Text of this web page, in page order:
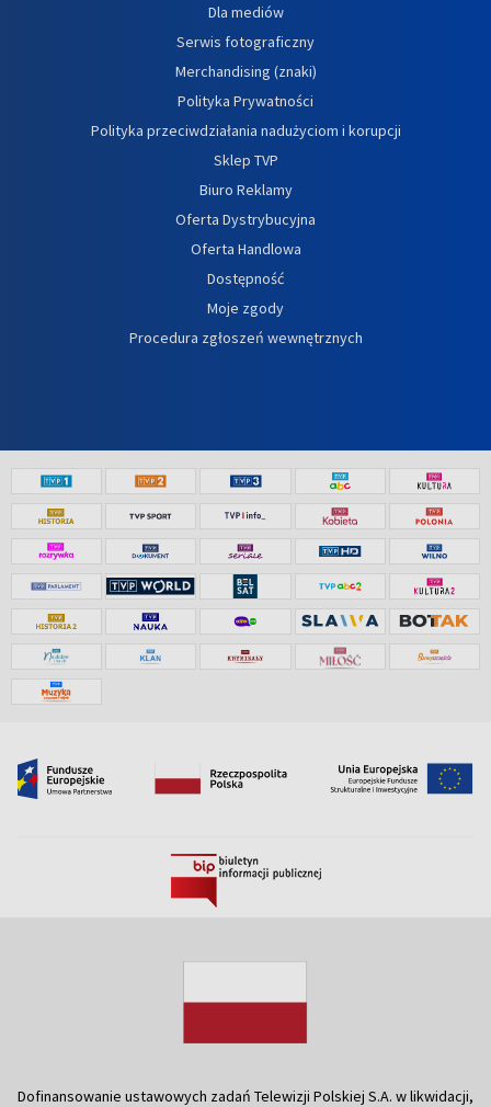
Dla mediów
Serwis fotograficzny
Merchandising (znaki)
Polityka Prywatności
Polityka przeciwdziałania nadużyciom i korupcji
Sklep TVP
Biuro Reklamy
Oferta Dystrybucyjna
Oferta Handlowa
Dostępność
Moje zgody
Procedura zgłoszeń wewnętrznych
Dofinansowanie ustawowych zadań Telewizji Polskiej S.A. w likwidacji,